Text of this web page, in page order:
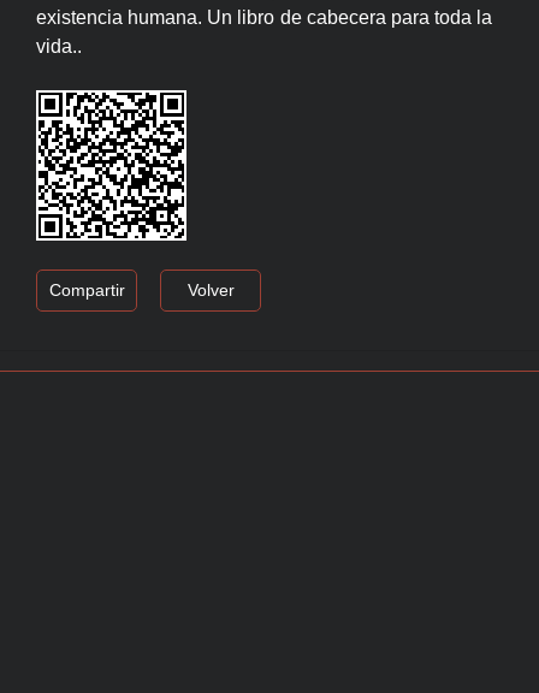
existencia humana. Un libro de cabecera para toda la
vida..
Compartir Volver